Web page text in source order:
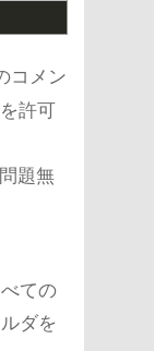
コメン
許可
題無
ての
ダを